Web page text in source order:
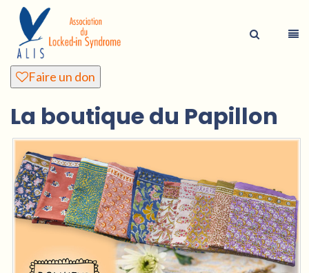
Faire un don
La boutique du Papillon